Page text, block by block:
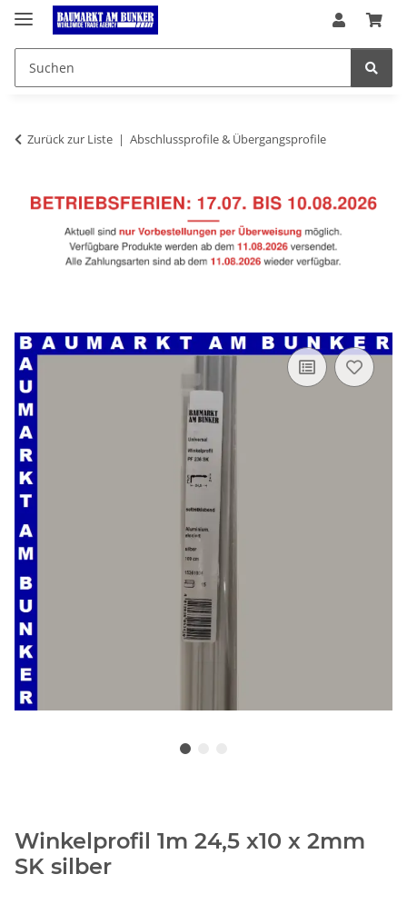
Zurück zur Liste Abschlussprofile & Übergangsprofile
Winkelprofil 1m 24,5 x10 x 2mm
SK silber